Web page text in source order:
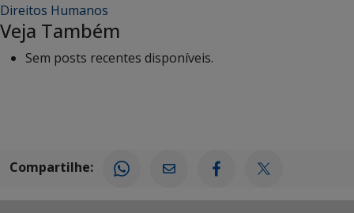
Direitos Humanos
Veja Também
Sem posts recentes disponíveis.
Compartilhe: